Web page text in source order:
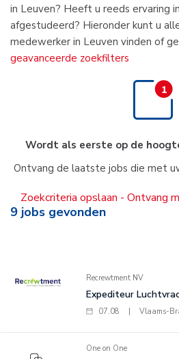
in Leuven? Heeft u reeds ervaring
afgestudeerd? Hieronder kunt u
medewerker in Leuven vinden of
geavanceerde zoekfilters
Wordt als eerste op de
Ontvang de laatste jobs die met
Zoekcriteria opslaan - Ontvang
9 jobs gevonden
Recrewtment NV
Expediteur
07.08 Vlaams-
One on One